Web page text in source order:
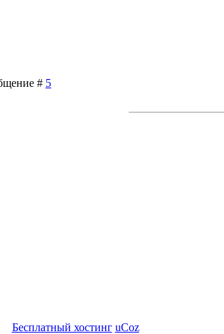
# 5
Бесплатный хостинг uCoz